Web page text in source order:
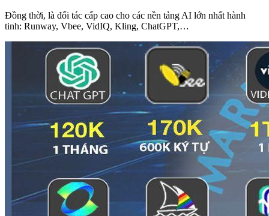
Đồng thời, là đối tác cấp cao cho các nền tảng AI lớn nhất hành
tinh: Runway, Vbee, VidIQ, Kling, ChatGPT,…